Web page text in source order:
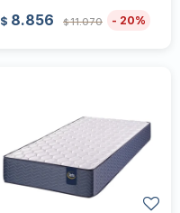
$ 8.856 $11.070 20